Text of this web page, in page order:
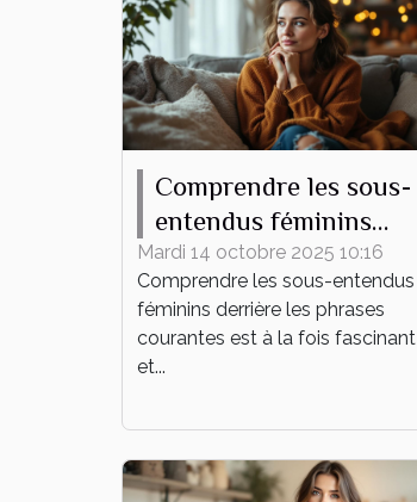
Comprendre les sous-
entendus féminins
derrière les phrases
courantes
Mardi 14 octobre 2025 10:16
Comprendre les sous-entendus
féminins derrière les phrases
courantes est à la fois fascinant
et...